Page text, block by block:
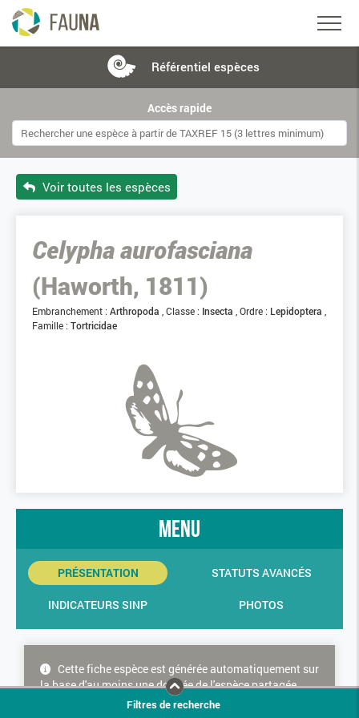
Référentiel espèces
Accès rapide
Voir toutes les espèces
Celypha aurofasciana
(Haworth, 1811)
Embranchement : Arthropoda Classe : Insecta Ordre : Lepidoptera
Famille : Tortricidae
menu
PRÉSENTATION STATUTS AVANCÉS
INDICATEURS SINP PHOTOS
Cette fiche espèce est générée automatiquement sur
la base d'au moins une donnée de l'espèce partagée
dans le SINP. Cette espèce ne bénéficie donc d'aucune
Filtres de recherche